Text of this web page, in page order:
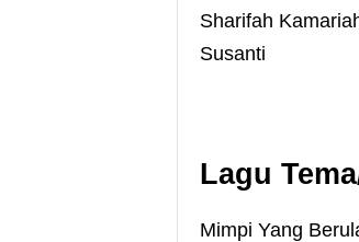
Sharifah
Susanti
Lagu
Mimpi Yang